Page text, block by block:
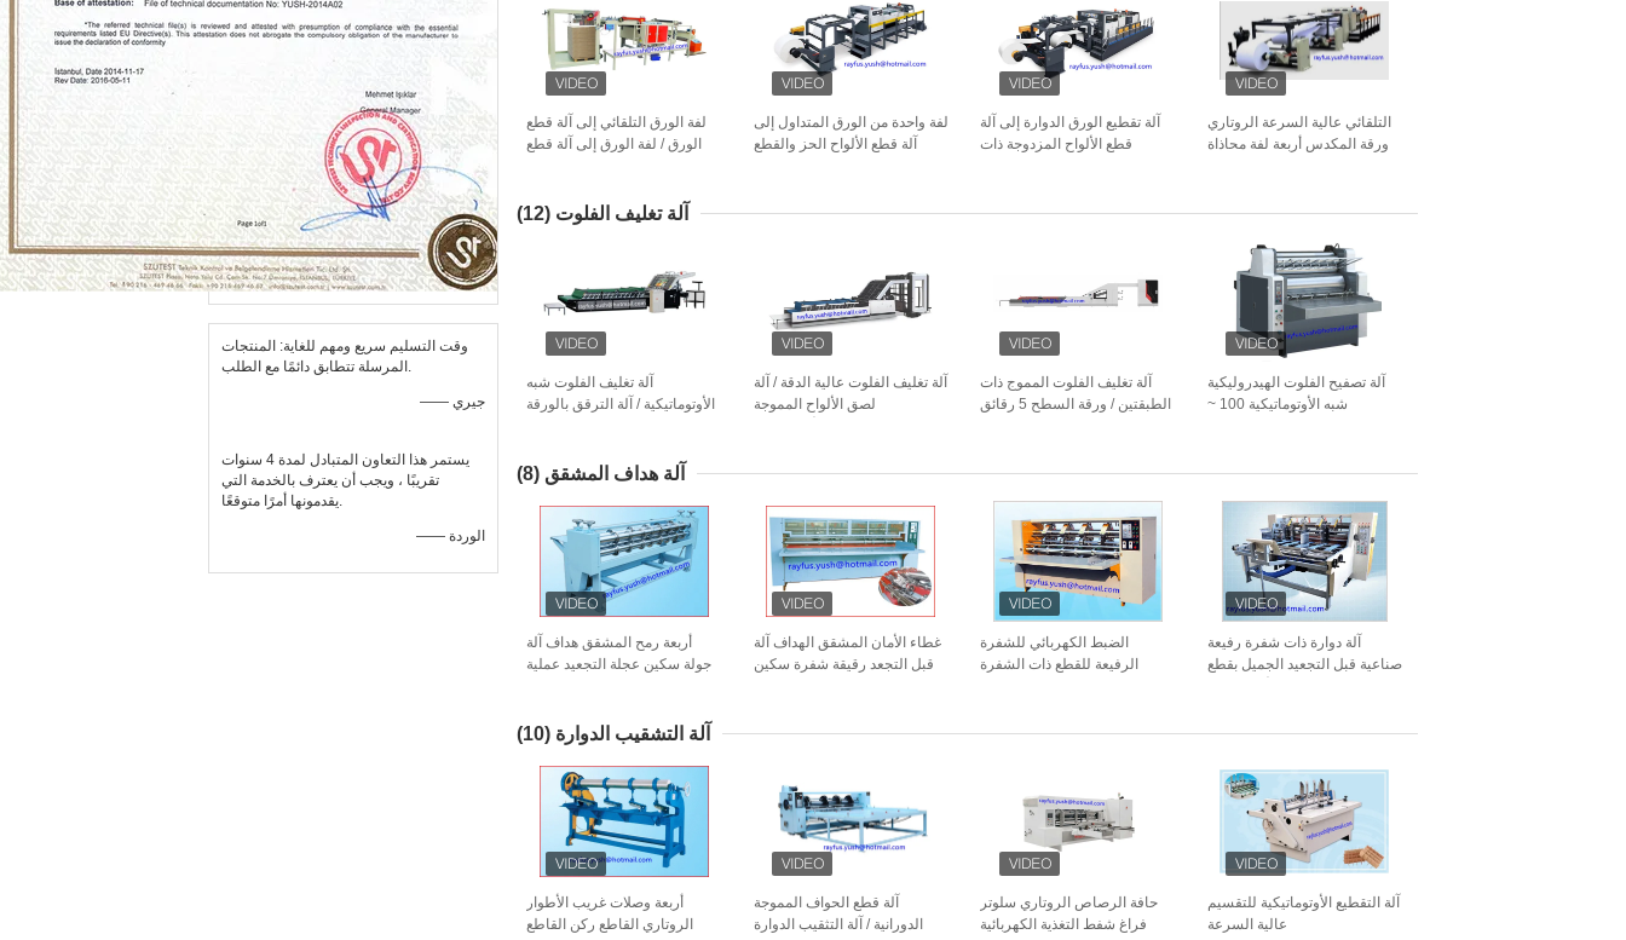
وقت التسليم سريع ومهم للغاية: المنتجات
المرسلة تتطابق دائمًا مع الطلب.
—— جيري
يستمر هذا التعاون المتبادل لمدة 4 سنوات
تقريبًا ، ويجب أن يعترف بالخدمة التي
يقدمونها أمرًا متوقعًا.
—— الوردة
لفة الورق التلقائي إلى آلة قطع
الورق / لفة الورق إلى آلة قطع
لفة واحدة من الورق المتداول إلى
آلة قطع الألواح الحز والقطع
آلة تقطيع الورق الدوارة إلى آلة
قطع الألواح المزدوجة ذات
التلقائي عالية السرعة الروتاري
ورقة المكدس أربعة لفة محاذاة
آلة تغليف الفلوت (12)
آلة تغليف الفلوت شبه
الأوتوماتيكية / آلة الترقق بالورقة
آلة تغليف الفلوت عالية الدقة / آلة
لصق الألواح المموجة
آلة تغليف الفلوت المموج ذات
الطبقتين / ورقة السطح 5 رقائق
آلة تصفيح الفلوت الهيدروليكية
شبه الأوتوماتيكية 100 ~
آلة هداف المشقق (8)
أربعة رمح المشقق هداف آلة
جولة سكين عجلة التجعيد عملية
غطاء الأمان المشقق الهداف آلة
قبل التجعد رقيقة شفرة سكين
الضبط الكهربائي للشفرة
الرفيعة للقطع ذات الشفرة
آلة دوارة ذات شفرة رفيعة
صناعية قبل التجعيد الجميل بقطع
آلة التشقيب الدوارة (10)
أربعة وصلات غريب الأطوار
الروتاري القاطع ركن القاطع
آلة قطع الحواف المموجة
الدورانية / آلة التثقيب الدوارة
حافة الرصاص الروتاري سلوتر
فراغ شفط التغذية الكهربائية
آلة التقطيع الأوتوماتيكية للتقسيم
عالية السرعة